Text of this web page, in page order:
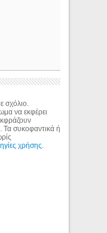
σχόλιο.
να εκφέρει
Τα συκοφαντικά ή
χρήσης.